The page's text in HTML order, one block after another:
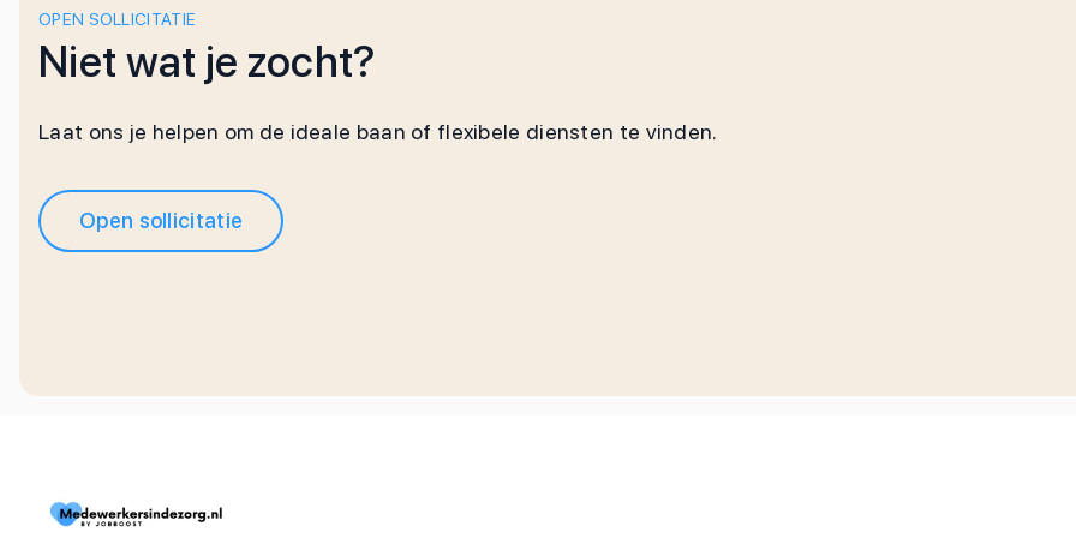
OPEN SOLLICITATIE
Niet wat je zocht?
Laat ons je helpen om de ideale baan of flexibele diensten te vinden.
Open sollicitatie